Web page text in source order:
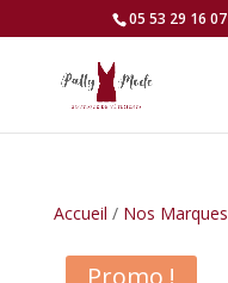
05 53 29 16 07
Accueil / Nos Marques
Promo !